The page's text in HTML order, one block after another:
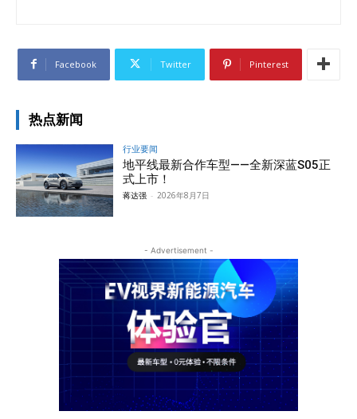
Facebook Twitter Pinterest
热点新闻
行业要闻
地平线最新合作车型——全新深蓝S05正
式上市！
蒋达强 - 2026年8月7日
- Advertisement -